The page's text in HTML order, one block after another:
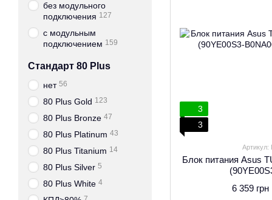
3
3
Артикул:
Блок питания Asus
6 359 грн
без модульного
подключения 127
с модульным
подключением 159
Стандарт 80 Plus
нет 56
80 Plus Gold 123
80 Plus Bronze 47
80 Plus Platinum 43
80 Plus Titanium 14
80 Plus Silver 5
80 Plus White 4